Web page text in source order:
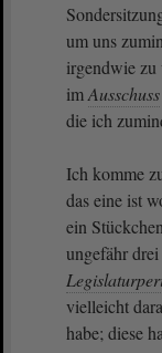
um uns
irgendwie zu
imAusschuss
die ich
Ich komme
das eine ist
ein
ungefähr
vielleicht
habe; diese